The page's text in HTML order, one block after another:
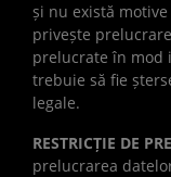
și nu există
privește
prelucrate în mod
trebuie să fie
legale.
RESTRICȚIE DE
prelucrarea